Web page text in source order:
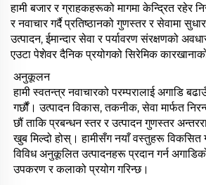
हामी बजार र ग्राहकहरूको मागमा केन्द्रित रहेर
र नवाचार गर्दै प्रतिष्ठानको गुणस्तर र सेवामा
उत्पादन, ईमान्दार सेवा र पर्यावरण संरक्षणको
एउटा पेशेवर दैनिक प्रयोगको सिरेमिक
अनुकूलन
हामी स्वतन्त्र नवाचारको परम्परालाई अगाडि
गर्छौं। उत्पादन विकास, तकनीक, सेवा मार्फत
छौं ताकि प्रबन्धन स्तर र उत्पादन गुणस्तर
खुब मिल्दो होस्। हामीसँग नयाँ वस्तुहरू विकसित
विविध अनुकूलित उत्पादनहरू प्रदान गर्न
उपकरण र कलाको प्रयोग गरिन्छ।